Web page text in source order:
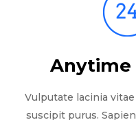
Anytime
Vulputate lacinia
suscipit purus.